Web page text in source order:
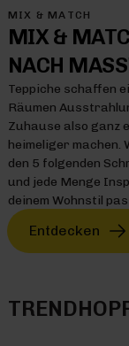
MIX & MATCH
MIX &
NACH MASS!
Teppiche schaffen
Räumen
Zuhause also ganz
heimeliger machen.
den 5 folgenden
und jede Menge
deinem Wohnstil
Entdecken